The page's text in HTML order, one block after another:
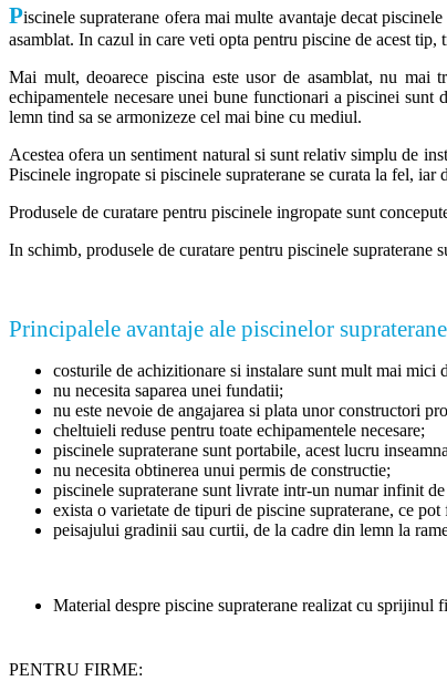
Piscinele supraterane ofera mai multe avantaje decat
asamblat. In cazul in care veti opta pentru piscine de acest
Mai mult, deoarece piscina este usor de asamblat, nu mai
echipamentele necesare unei bune functionari a piscinei
lemn tind sa se armonizeze cel mai bine cu mediul.
Acestea ofera un sentiment natural si sunt relativ simplu de
Piscinele ingropate si piscinele supraterane se curata la fel,
Produsele de curatare pentru piscinele ingropate sunt
In schimb, produsele de curatare pentru piscinele supraterane
Principalele avantaje ale piscinelor
costurile de achizitionare si instalare sunt mult mai mici
nu necesita saparea unei fundatii;
nu este nevoie de angajarea si plata unor constructori
cheltuieli reduse pentru toate echipamentele necesare;
piscinele supraterane sunt portabile, acest lucru
nu necesita obtinerea unui permis de constructie;
piscinele supraterane sunt livrate intr-un numar infinit
exista o varietate de tipuri de piscine supraterane, ce pot
peisajului gradinii sau curtii, de la cadre din lemn la
Material despre piscine supraterane realizat cu
PENTRU FIRME: